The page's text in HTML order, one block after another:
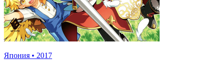
Япония • 2017